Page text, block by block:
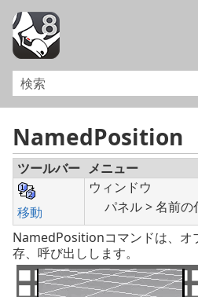
NamedPosition
ツールバー メニュー
移動
ウィンドウ
パネル > 名前の
NamedPositionコマンドは、オ
存、呼び出しします。